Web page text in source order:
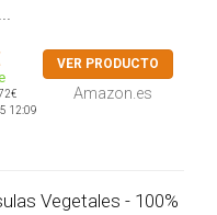
12:09
VER PRODUCTO
Amazon.es
Vegetales - 100%